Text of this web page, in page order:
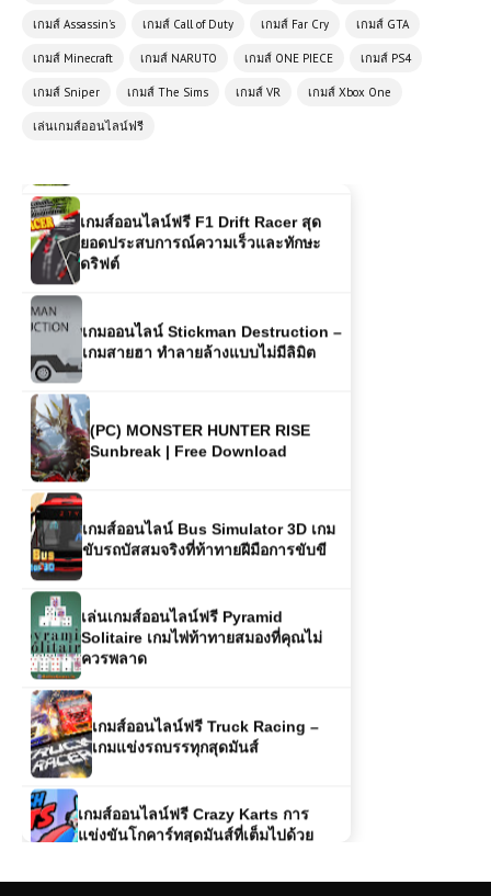
เกมส์ Assassin's เกมส์ Call of Duty เกมส์ Far Cry เกมส์ GTA
เกมส์ Minecraft เกมส์ NARUTO เกมส์ ONE PIECE เกมส์ PS4
เกมส์ Sniper เกมส์ The Sims เกมส์ VR เกมส์ Xbox One
เล่นเกมส์ออนไลน์ฟรี
เกมส์ออนไลน์ฟรี Highway Moto –
Simulator รีวิวเกม สายเกษตรขวัญใจ
เกมส์ออนไลน์ฟรี F1 Drift Racer สุด
ยอดประสบการณ์ความเร็วและทักษะ
ดริฟต์
เกมออนไลน์ Stickman Destruction –
เกมสายฮา ทำลายล้างแบบไม่มีลิมิต
Sunbreak | Free Download
เกมส์ออนไลน์ Bus Simulator 3D เกม
ขับรถบัสสมจริงที่ท้าทายฝีมือการขับขี
เล่นเกมส์ออนไลน์ฟรี Pyramid
Solitaire เกมไพ่ท้าทายสมองที่คุณไม่
ควรพลาด
เกมส์ออนไลน์ฟรี Truck Racing –
เกมแข่งรถบรรทุกสุดมันส์
เกมส์ออนไลน์ฟรี Crazy Karts การ
แข่งขันโกคาร์ทสุดมันส์ที่เต็มไปด้วย
ความบ้าระห่ำ